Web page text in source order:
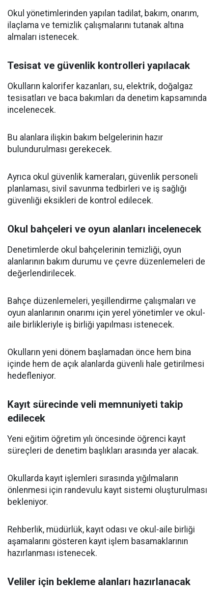
Okul yönetimlerinden yapılan tadilat, bakım, onarım,
ilaçlama ve temizlik çalışmalarını tutanak altına
almaları istenecek.
Tesisat ve güvenlik kontrolleri yapılacak
Okulların kalorifer kazanları, su, elektrik, doğalgaz
tesisatları ve baca bakımları da denetim kapsamında
incelenecek.
Bu alanlara ilişkin bakım belgelerinin hazır
bulundurulması gerekecek.
Ayrıca okul güvenlik kameraları, güvenlik personeli
planlaması, sivil savunma tedbirleri ve iş sağlığı
güvenliği eksikleri de kontrol edilecek.
Okul bahçeleri ve oyun alanları incelenecek
Denetimlerde okul bahçelerinin temizliği, oyun
alanlarının bakım durumu ve çevre düzenlemeleri de
değerlendirilecek.
Bahçe düzenlemeleri, yeşillendirme çalışmaları ve
oyun alanlarının onarımı için yerel yönetimler ve okul-
aile birlikleriyle iş birliği yapılması istenecek.
Okulların yeni dönem başlamadan önce hem bina
içinde hem de açık alanlarda güvenli hale getirilmesi
hedefleniyor.
Kayıt sürecinde veli memnuniyeti takip
edilecek
Yeni eğitim öğretim yılı öncesinde öğrenci kayıt
süreçleri de denetim başlıkları arasında yer alacak.
Okullarda kayıt işlemleri sırasında yığılmaların
önlenmesi için randevulu kayıt sistemi oluşturulması
bekleniyor.
Rehberlik, müdürlük, kayıt odası ve okul-aile birliği
aşamalarını gösteren kayıt işlem basamaklarının
hazırlanması istenecek.
Veliler için bekleme alanları hazırlanacak